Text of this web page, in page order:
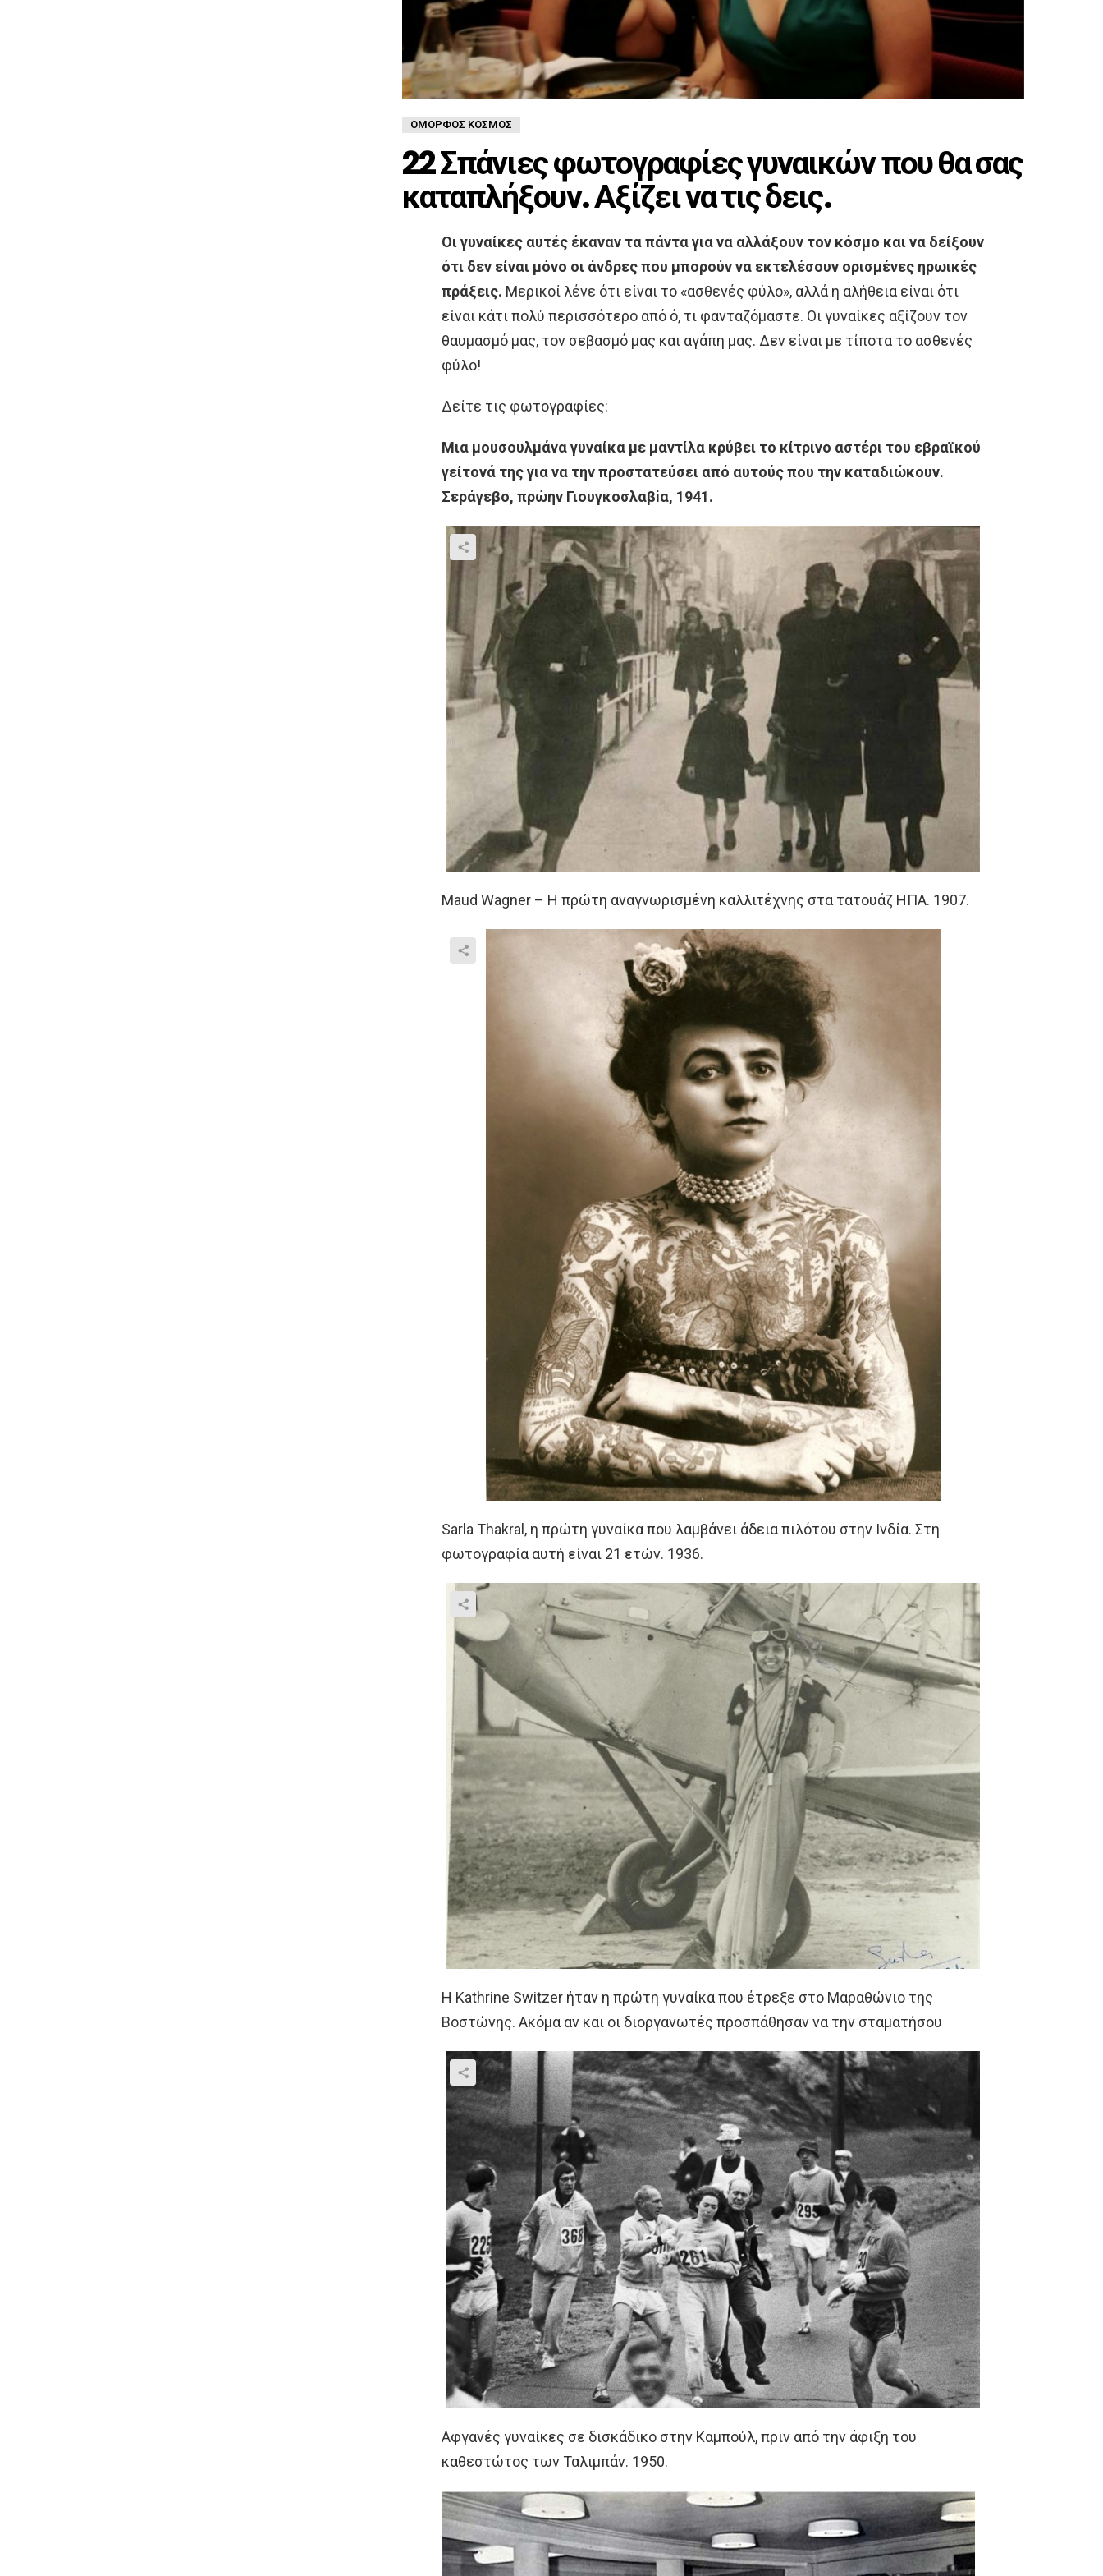
ΌΜΟΡΦΟΣ ΚΌΣΜΟΣ
22 Σπάνιες φωτογραφίες γυναικών που θα σας
καταπλήξουν. Αξίζει να τις δεις.
Οι γυναίκες αυτές έκαναν τα πάντα για να αλλάξουν τον κόσμο και να δείξουν
ότι δεν είναι μόνο οι άνδρες που μπορούν να εκτελέσουν ορισμένες ηρωικές
πράξεις. Μερικοί λένε ότι είναι το «ασθενές φύλο», αλλά η αλήθεια είναι ότι
είναι κάτι πολύ περισσότερο από ό, τι φανταζόμαστε. Οι γυναίκες αξίζουν τον
θαυμασμό μας, τον σεβασμό μας και αγάπη μας. Δεν είναι με τίποτα το ασθενές
φύλο!
Δείτε τις φωτογραφίες:
Μια μουσουλμάνα γυναίκα με μαντίλα κρύβει το κίτρινο αστέρι του εβραϊκού
γείτονά της για να την προστατεύσει από αυτούς που την καταδιώκουν.
Σεράγεβο, πρώην Γιουγκοσλαβiα, 1941.
Maud Wagner – Η πρώτη αναγνωρισμένη καλλιτέχνης στα τατουάζ ΗΠΑ. 1907.
Sarla Thakral, η πρώτη γυναίκα που λαμβάνει άδεια πιλότου στην Ινδία. Στη
φωτογραφία αυτή είναι 21 ετών. 1936.
Η Kathrine Switzer ήταν η πρώτη γυναίκα που έτρεξε στο Μαραθώνιο της
Βοστώνης. Ακόμα αν και οι διοργανωτές προσπάθησαν να την σταματήσου
Αφγανές γυναίκες σε δισκάδικο στην Καμπούλ, πριν από την άφιξη του
καθεστώτος των Ταλιμπάν. 1950.